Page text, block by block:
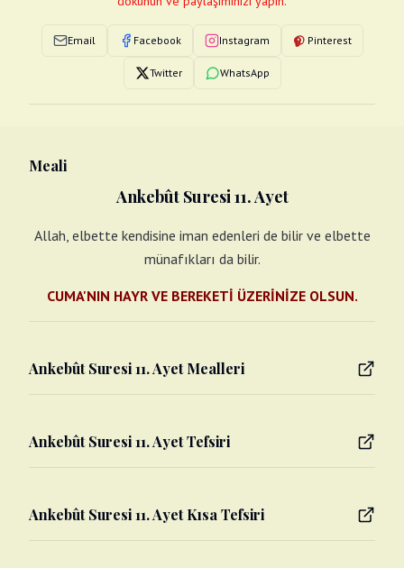
Email Facebook Instagram Pinterest
Twitter WhatsApp
Meali
Ankebût Suresi 11. Ayet
Allah, elbette kendisine iman edenleri de bilir ve elbette
münafıkları da bilir.
CUMA'NIN HAYR VE BEREKETİ ÜZERİNİZE OLSUN.
Ankebût Suresi 11. Ayet Mealleri
Ankebût Suresi 11. Ayet Tefsiri
Ankebût Suresi 11. Ayet Kısa Tefsiri